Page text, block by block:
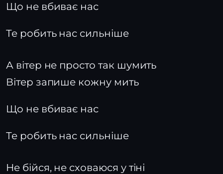
Що не вбиває нас
Те робить нас сильніше
А вітер не просто так шумить
Вітер запише кожну мить
Що не вбиває нас
Те робить нас сильніше
Не бійся, не сховаюся у тіні